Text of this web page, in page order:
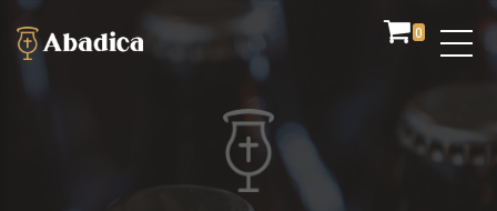
0